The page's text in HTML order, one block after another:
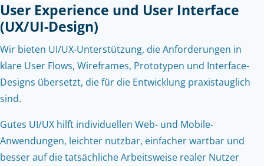
User Experience und User Interface
(UX/UI-Design)
Wir bieten UI/UX-Unterstützung, die Anforderungen in
klare User Flows, Wireframes, Prototypen und Interface-
Designs übersetzt, die für die Entwicklung praxistauglich
sind.
Gutes UI/UX hilft individuellen Web- und Mobile-
Anwendungen, leichter nutzbar, einfacher wartbar und
besser auf die tatsächliche Arbeitsweise realer Nutzer